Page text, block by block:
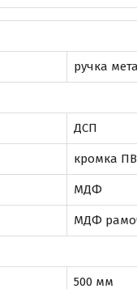
ручка
ДСП
кромка
МДФ
МДФ
500 мм